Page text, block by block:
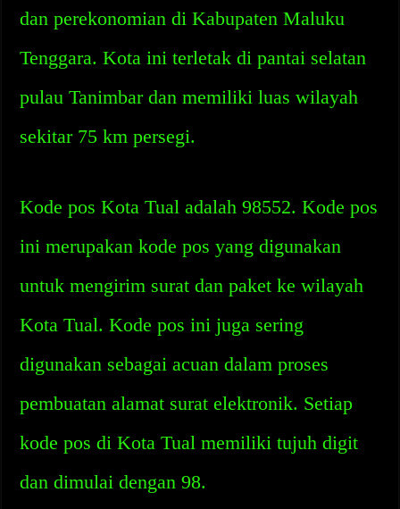
dan perekonomian di Kabupaten Maluku
Tenggara. Kota ini terletak di pantai selatan
pulau Tanimbar dan memiliki luas wilayah
sekitar 75 km persegi.
Kode pos Kota Tual adalah 98552. Kode pos
ini merupakan kode pos yang digunakan
untuk mengirim surat dan paket ke wilayah
Kota Tual. Kode pos ini juga sering
digunakan sebagai acuan dalam proses
pembuatan alamat surat elektronik. Setiap
kode pos di Kota Tual memiliki tujuh digit
dan dimulai dengan 98.